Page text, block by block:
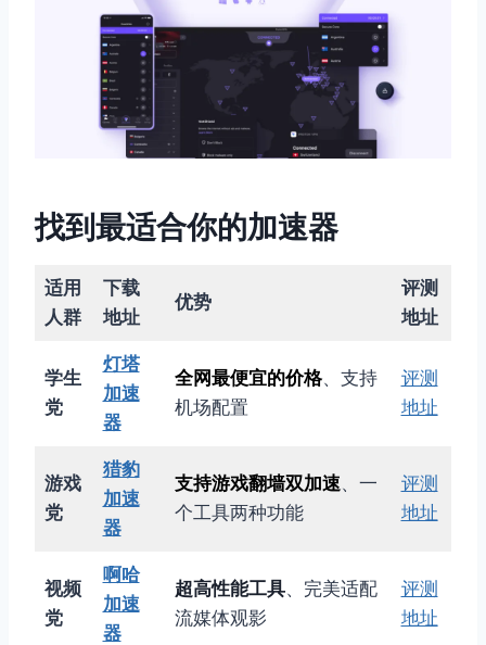
找到最适合你的加速器
适用
人群
下载
地址
优势
评测
地址
学生
党
灯塔
加速
器
全网最便宜的价格、支持
机场配置
评测
地址
游戏
党
猎豹
加速
器
支持游戏翻墙双加速、一
个工具两种功能
评测
地址
视频
党
啊哈
加速
器
超高性能工具、完美适配
流媒体观影
评测
地址